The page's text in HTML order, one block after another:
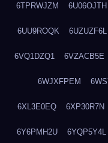
6TPRWJZM 6U06OJTH
6UU9ROQK 6UZUZF6L
6VQ1DZQ1 6VZACB5E
6WJXFPEM
6XL3E0EQ 6XP30R7N
6Y6PMH2U 6YQP5Y4L